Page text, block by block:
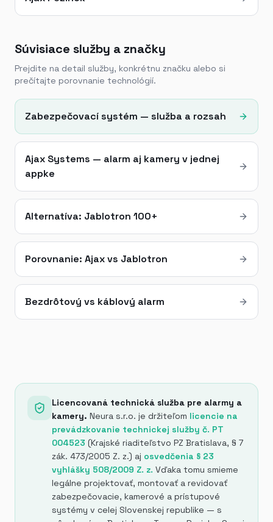
Súvisiace služby a značky
Prejdite na detail služby, konkrétnu značku alebo si
prečítajte porovnanie technológií.
Zabezpečovací systém — služba a rozsah
Ajax Systems — alarm aj kamery v jednej
appke
Alternatíva: Jablotron 100+
Porovnanie: Ajax vs Jablotron
Bezdrôtový vs káblový alarm
Licencovaná technická služba pre alarmy a
kamery. Neura s.r.o. je držiteľom licencie na
prevádzkovanie technickej služby č. PT
004523 (Krajské riaditeľstvo PZ Bratislava, § 7
zák. 473/2005 Z. z.) aj osvedčenia § 23
vyhlášky 508/2009 Z. z. Vďaka tomu smieme
legálne projektovať, montovať a revidovať
zabezpečovacie, kamerové a prístupové
systémy v celej Slovenskej republike — s